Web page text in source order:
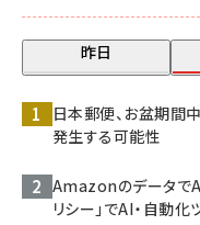
昨日
日本郵便、お盆期間
発生する可能性
Amazonのデータで
リシー」でAI・自動